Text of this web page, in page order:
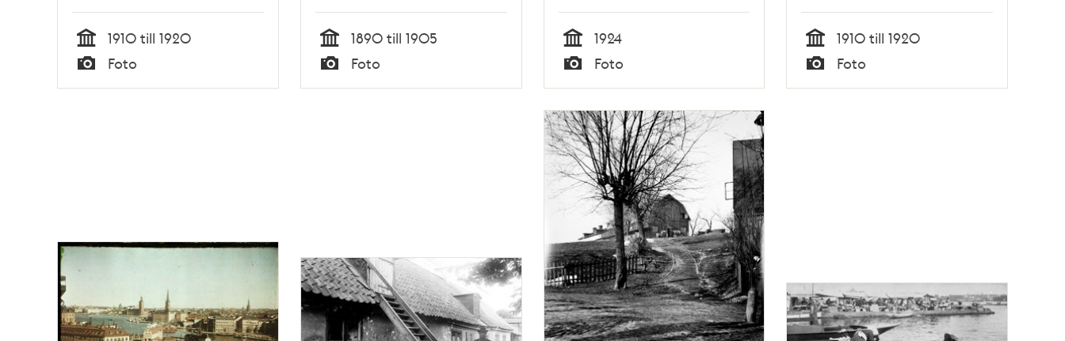
Tid
1910 till 1920
Typ
Foto Tid
1890 till 1905
Typ
Foto Tid
1924
Typ
Foto Tid
1910 till 1920
Typ
Foto